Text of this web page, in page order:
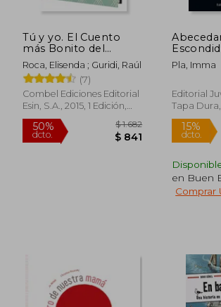
Tú y yo. El Cuento
más Bonito del
Mundo
Roca, Elisenda ; Guridi, Raúl
(7)
Combel Ediciones Editorial
Esin, S.A., 2015, 1 Edición,
Tapa Dura, Nuevo
Pla, Imma
Editorial
Tapa
en Buen
Comprar